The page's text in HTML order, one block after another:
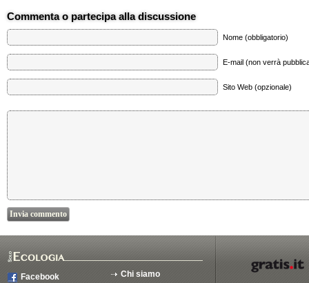
Commenta o partecipa alla discussione
Nome (obbligatorio)
E-mail (non verrà
Sito Web (opzionale)
Facebook Chi siamo